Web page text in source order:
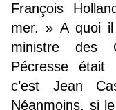
François
mer. » A quoi il
ministre des
Pécresse était
c’est Jean
Néanmoins, si